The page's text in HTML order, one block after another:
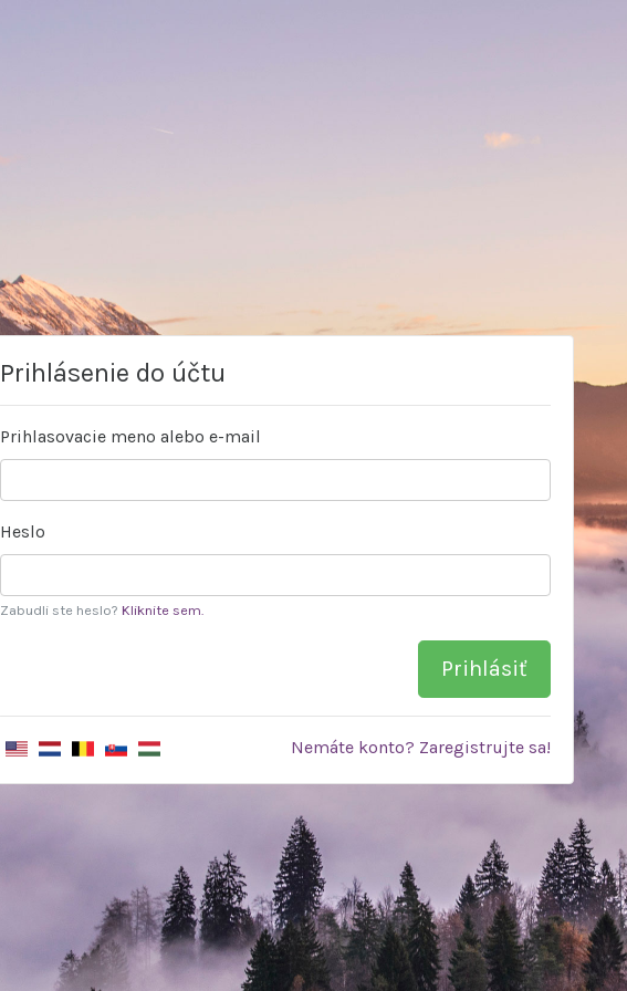
Prihlásenie do účtu
Prihlasovacie meno alebo e-mail
Heslo
Zabudli ste heslo? Kliknite sem.
Prihlásiť
Nemáte konto? Zaregistrujte sa!